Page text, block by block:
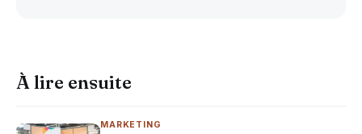
À lire ensuite
MARKETING